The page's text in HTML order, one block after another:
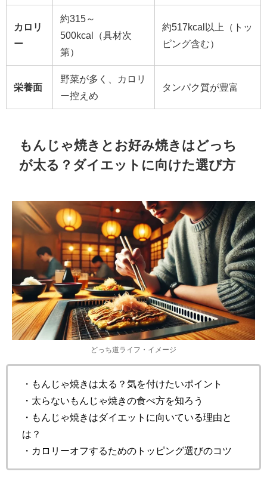
カロリ
ー
約315～
500kcal（具材次
第）
約517kcal以上（トッ
ピング含む）
栄養面
野菜が多く、カロリ
ー控えめ
タンパク質が豊富
もんじゃ焼きとお好み焼きはどっち
が太る？ダイエットに向けた選び方
どっち道ライフ・イメージ
・もんじゃ焼きは太る？気を付けたいポイント
・太らないもんじゃ焼きの食べ方を知ろう
・もんじゃ焼きはダイエットに向いている理由と
は？
・カロリーオフするためのトッピング選びのコツ